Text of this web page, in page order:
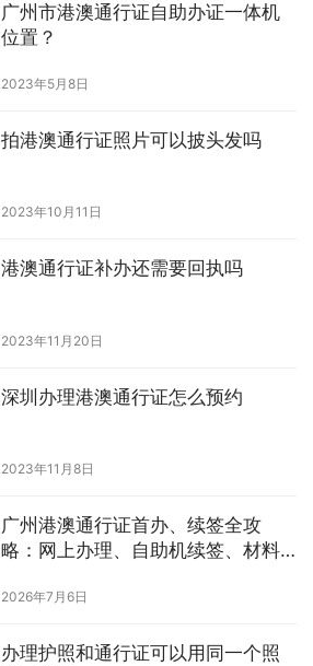
广州市港澳通行证自助办证一体机
位置？
2023年5月8日
拍港澳通行证照片可以披头发吗
2023年10月11日
港澳通行证补办还需要回执吗
2023年11月20日
深圳办理港澳通行证怎么预约
2023年11月8日
广州港澳通行证首办、续签全攻
略：网上办理、自助机续签、材料
2026年7月6日
办理护照和通行证可以用同一个照